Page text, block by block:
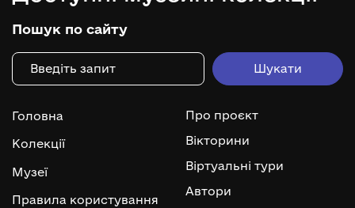
Пошук по сайту
Головна
Колекції
Музеї
Правила користування
Про проєкт
Вікторини
Віртуальні тури
Автори